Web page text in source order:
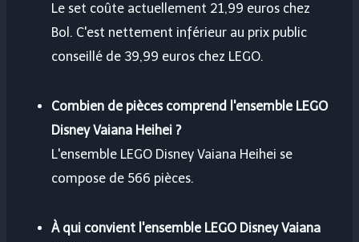
Le set coûte actuellement 21,99 euros chez
Bol. C'est nettement inférieur au prix public
conseillé de 39,99 euros chez LEGO.
Combien de pièces comprend l'ensemble LEGO
Disney Vaiana Heihei ?
L'ensemble LEGO Disney Vaiana Heihei se
compose de 566 pièces.
À qui convient l'ensemble LEGO Disney Vaiana